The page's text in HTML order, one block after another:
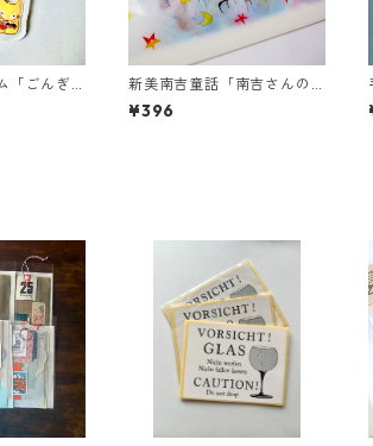
「ごんぎ
新美南吉童話「南吉さんの
星」クリアファイル
¥396